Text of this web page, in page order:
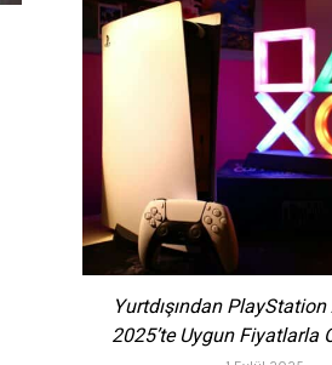
Yurtdışından PlayStation
2025’te Uygun Fiyatlarla